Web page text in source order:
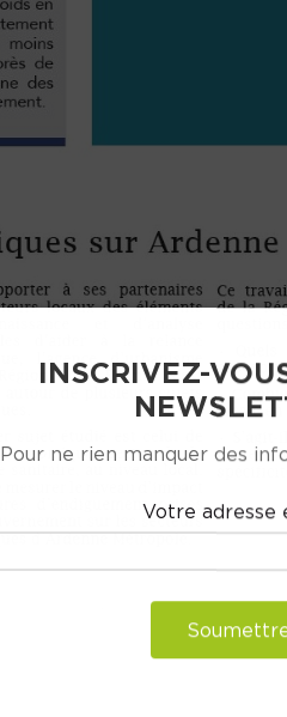
INSCRIVEZ-
Pour ne rien manquer des
Votre adresse